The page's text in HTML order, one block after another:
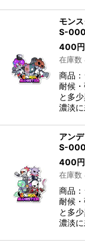
モン
S-
400円
在庫数
商品
耐候
と多
濃淡に
アン
S-
400円
在庫数
商品
耐候
と多
濃淡に